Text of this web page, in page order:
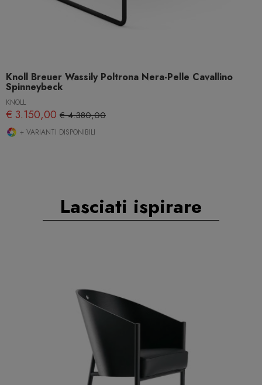
Knoll Breuer Wassily Poltrona Nera-Pelle Cavallino
Spinneybeck
KNOLL
€ 3.150,00 € 4.380,00
+ VARIANTI DISPONIBILI
Lasciati ispirare